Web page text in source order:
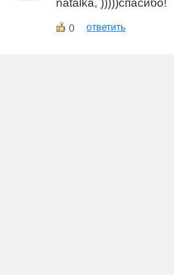
natalka, )))))спасибо!
0 ответить